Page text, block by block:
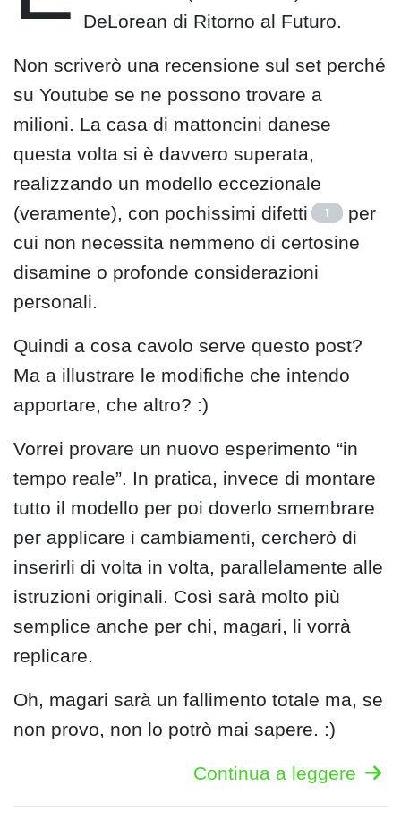
DeLorean di Ritorno al Futuro.
Non scriverò una recensione sul set perché
su Youtube se ne possono trovare a
milioni. La casa di mattoncini danese
questa volta si è davvero superata,
realizzando un modello eccezionale
(veramente), con pochissimi difetti
1
per
cui non necessita nemmeno di certosine
disamine o profonde considerazioni
personali.
Quindi a cosa cavolo serve questo post?
Ma a illustrare le modifiche che intendo
apportare, che altro? :)
Vorrei provare un nuovo esperimento “in
tempo reale”. In pratica, invece di montare
tutto il modello per poi doverlo smembrare
per applicare i cambiamenti, cercherò di
inserirli di volta in volta, parallelamente alle
istruzioni originali. Così sarà molto più
semplice anche per chi, magari, li vorrà
replicare.
Oh, magari sarà un fallimento totale ma, se
non provo, non lo potrò mai sapere. :)
Continua a leggere